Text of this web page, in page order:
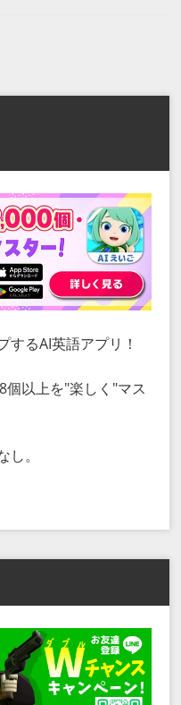
するAI英語アプリ！
以上を"楽しく"マス
。